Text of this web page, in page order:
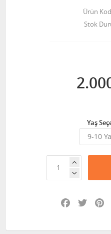
Ürün
Stok
Yaş
Facebook
Twitter